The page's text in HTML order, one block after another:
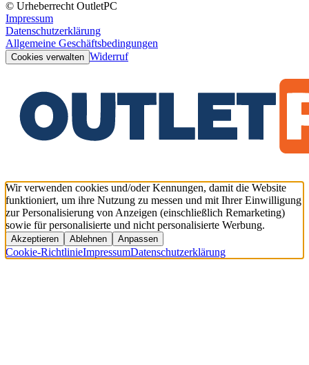
© Urheberrecht OutletPC
Impressum
Datenschutzerklärung
Allgemeine Geschäftsbedingungen
Cookies verwalten Widerruf
Wir verwenden cookies und/oder Kennungen, damit die Website
funktioniert, um ihre Nutzung zu messen und mit Ihrer Einwilligung
zur Personalisierung von Anzeigen (einschließlich Remarketing)
sowie für personalisierte und nicht personalisierte Werbung.
Akzeptieren Ablehnen Anpassen
Cookie-RichtlinieImpressumDatenschutzerklärung